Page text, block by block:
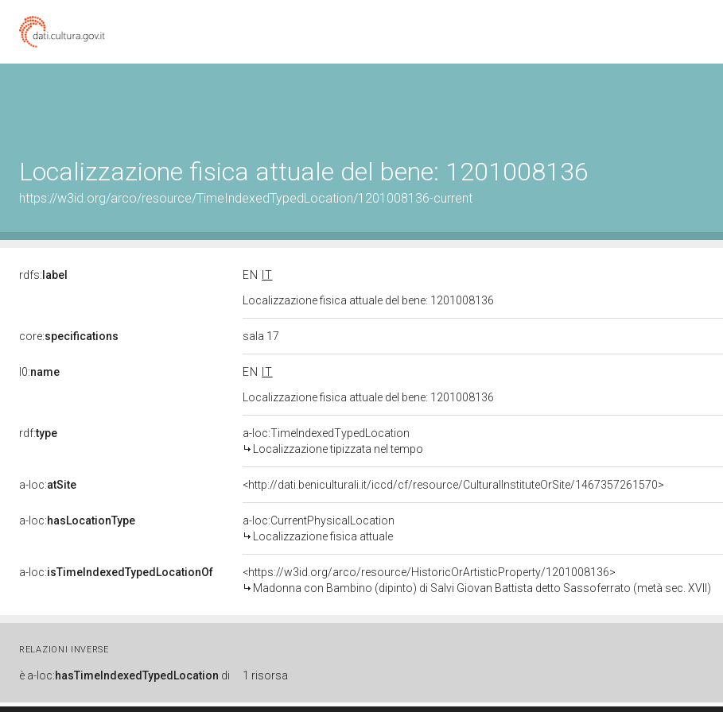
Localizzazione fisica attuale del bene: 1201008136
https://w3id.org/arco/resource/TimeIndexedTypedLocation/1201008136-current
rdfs: label EN
IT
Localizzazione fisica attuale del bene: 1201008136
core:specifications sala 17
l0:name EN
IT
Localizzazione fisica attuale del bene: 1201008136
rdf:type
a-loc:TimeIndexedTypedLocation
Localizzazione tipizzata nel tempo
a-loc:atSite <http://dati.beniculturali.it/iccd/cf/resource/CulturalInstituteOrSite/1467357261570>
a-loc:hasLocationType
a-loc:CurrentPhysicalLocation
Localizzazione fisica attuale
a-loc:isTimeIndexedTypedLocationOf
<https://w3id.org/arco/resource/HistoricOrArtisticProperty/1201008136>
Madonna con Bambino (dipinto) di Salvi Giovan Battista detto Sassoferrato (metà sec. XVII)
RELAZIONI INVERSE
è a-loc:hasTimeIndexedTypedLocation di 1 risorsa